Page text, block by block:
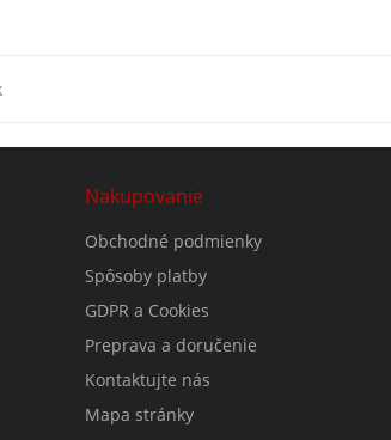
Nakupovanie
Obchodné podmienky
Spôsoby platby
GDPR a Cookies
Preprava a doručenie
Kontaktujte nás
Mapa stránky